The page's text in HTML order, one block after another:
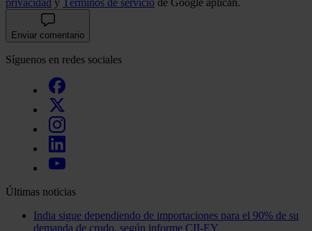
privacidad y Términos de servicio de Google aplican.
Enviar comentario
Síguenos en redes sociales
Últimas noticias
India sigue dependiendo de importaciones para el 90% de su
demanda de crudo, según informe CII-EY